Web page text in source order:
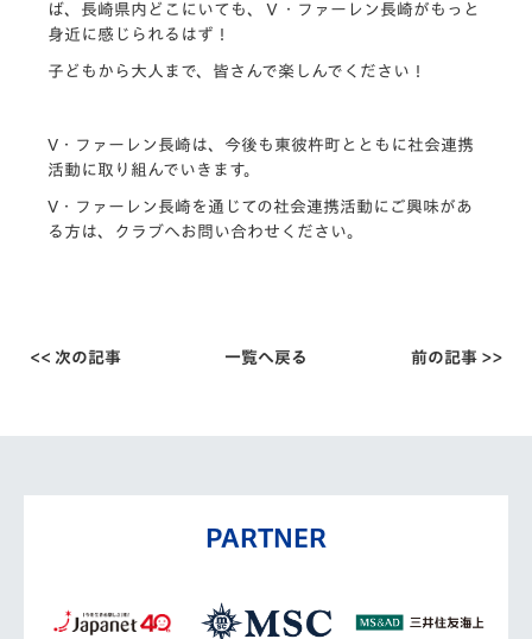
ば、長崎県内どこにいても、Ｖ・ファーレン長崎がもっと
身近に感じられるはず！
子どもから大人まで、皆さんで楽しんでください！
V・ファーレン長崎は、今後も東彼杵町とともに社会連携
活動に取り組んでいきます。
V・ファーレン長崎を通じての社会連携活動にご興味があ
る方は、クラブへお問い合わせください。
<< 次の記事 一覧へ戻る 前の記事 >>
PARTNER